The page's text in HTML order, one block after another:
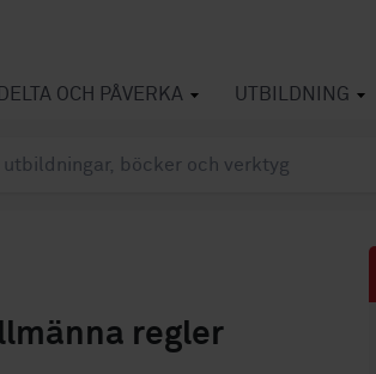
DELTA OCH PÅVERKA UTBILDNING
regler